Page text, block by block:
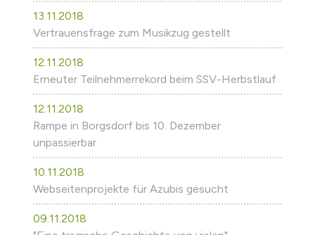
13.11.2018
Vertrauensfrage zum Musikzug gestellt
12.11.2018
Erneuter Teilnehmerrekord beim SSV-Herbstlauf
12.11.2018
Rampe in Borgsdorf bis 10. Dezember
unpassierbar
10.11.2018
Webseitenprojekte für Azubis gesucht
09.11.2018